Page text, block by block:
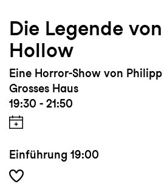
Die Legende
Hollow
Eine Horror-Show von
Grosses Haus
19:30 - 21:50
Einführung 19:00